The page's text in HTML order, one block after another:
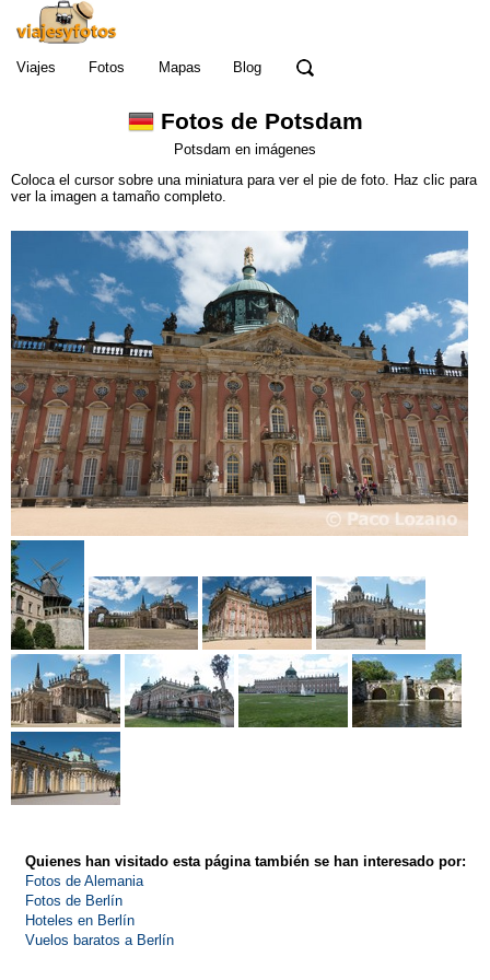
Viajes Fotos Mapas Blog
Fotos de Potsdam
Potsdam en imágenes
Coloca el cursor sobre una miniatura para ver el pie de foto. Haz clic para
ver la imagen a tamaño completo.
Quienes han visitado esta página también se han interesado por:
Fotos de Alemania
Fotos de Berlín
Hoteles en Berlín
Vuelos baratos a Berlín